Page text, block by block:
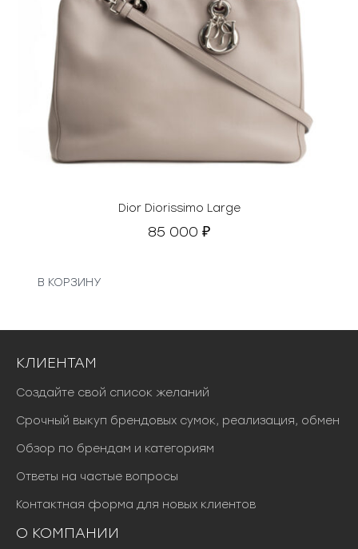
Dior Diorissimo Large
85 000 ₽
В КОРЗИНУ
КЛИЕНТАМ
Создайте свой список желаний
Срочный выкуп брендовых сумок, реализация, обмен
Обзор по брендам и категориям
Ответы на частые вопросы
Контактная форма для новых клиентов
О КОМПАНИИ